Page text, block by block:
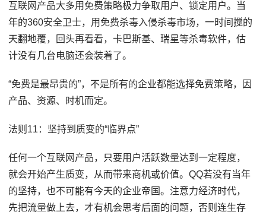
互联网产品大多用免费策略极力争取用户、锁定用户。当
年的360安全卫士，用免费杀毒入侵杀毒市场，一时间搅的
天翻地覆，回头再看看，卡巴斯基、瑞星等杀毒软件，估
计没有几台电脑还会装着了。
“免费是最昂贵的”，不是所有的企业都能选择免费策略，因
产品、资源、时机而定。
法则11：坚持到质变的“临界点”
任何一个互联网产品，只要用户活跃数量达到一定程度，
就会开始产生质变，从而带来商机或价值。QQ若没有当年
的坚持，也不可能有今天的企业帝国。注意力经济时代，
先把流量做上去，才有机会思考后面的问题，否则连生存